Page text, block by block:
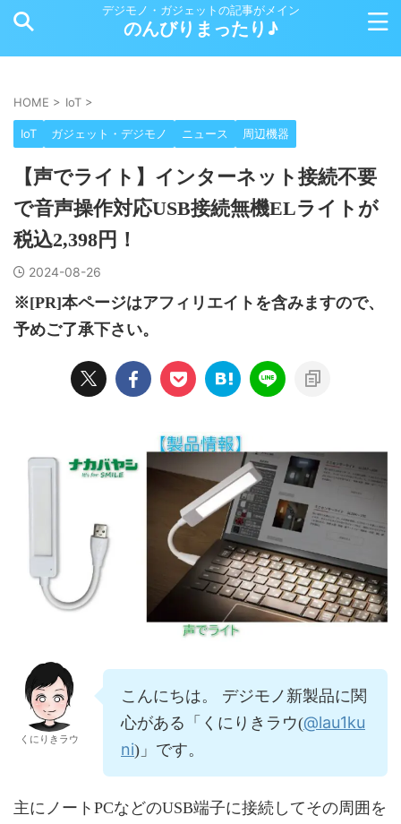
デジモノ・ガジェットの記事がメイン
のんびりまったり♪
HOME > IoT >
IoT ガジェット・デジモノ ニュース 周辺機器
【声でライト】インターネット接続不要
で音声操作対応USB接続無機ELライトが
税込2,398円！
2024-08-26
※[PR]本ページはアフィリエイトを含みますので、
予めご了承下さい。
くにりきラウ
こんにちは。 デジモノ新製品に関
心がある「くにりきラウ(@lau1ku
ni)」です。
主にノートPCなどのUSB端子に接続してその周囲を